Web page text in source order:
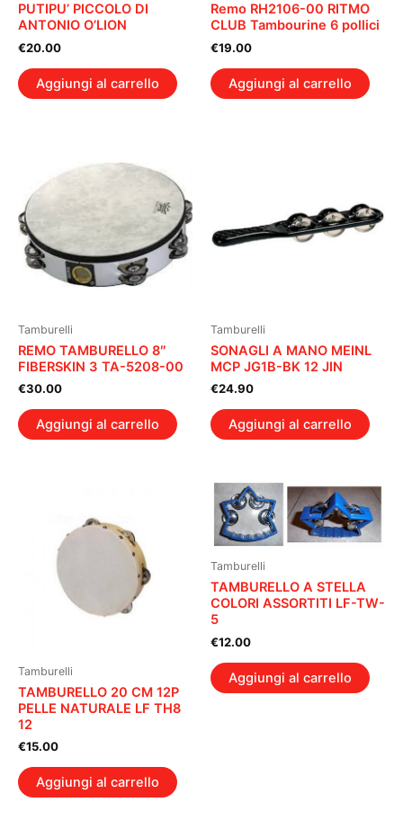
PUTIPU’ PICCOLO DI
ANTONIO O’LION
€20.00
Aggiungi al carrello
Remo RH2106-00 RITMO
CLUB Tambourine 6 pollici
€19.00
Aggiungi al carrello
Tamburelli
REMO TAMBURELLO 8″
FIBERSKIN 3 TA-5208-00
€30.00
Aggiungi al carrello
Tamburelli
SONAGLI A MANO MEINL
MCP JG1B-BK 12 JIN
€24.90
Aggiungi al carrello
Tamburelli
TAMBURELLO 20 CM 12P
PELLE NATURALE LF TH8
12
€15.00
Aggiungi al carrello
Tamburelli
TAMBURELLO A STELLA
COLORI ASSORTITI LF-TW-
5
€12.00
Aggiungi al carrello